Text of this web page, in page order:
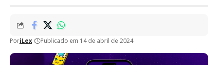
PoriLex Publicado em 14 de abril de 2024